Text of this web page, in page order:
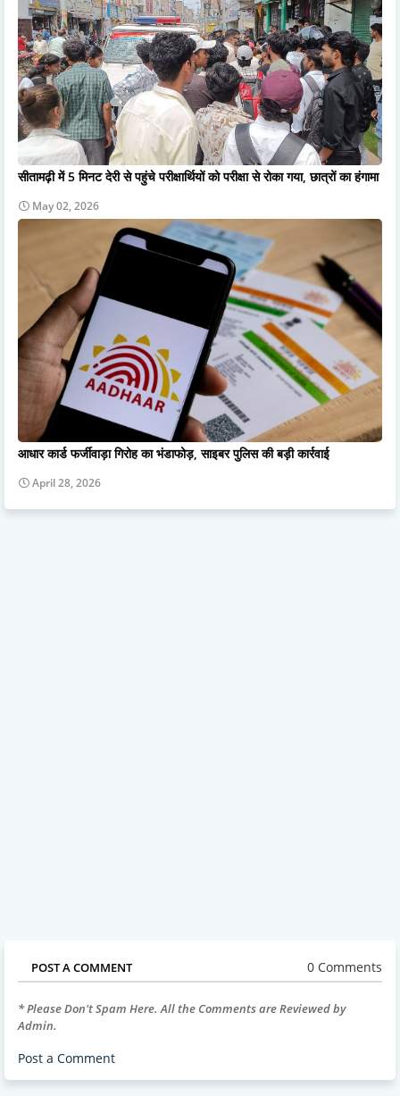
सीतामढ़ी में 5 मिनट देरी से पहुंचे परीक्षार्थियों को परीक्षा से रोका गया, छात्रों का हंगामा
May 02, 2026
आधार कार्ड फर्जीवाड़ा गिरोह का भंडाफोड़, साइबर पुलिस की बड़ी कार्रवाई
April 28, 2026
POST A COMMENT 0 Comments
* Please Don't Spam Here. All the Comments are Reviewed by
Admin.
Post a Comment